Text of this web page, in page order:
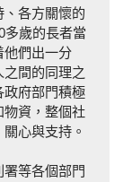
各方關懷的
多歲的長者當
他們出一分
間的同理之
政府部門積極
物資，整個社
心與支持。
等各個部門